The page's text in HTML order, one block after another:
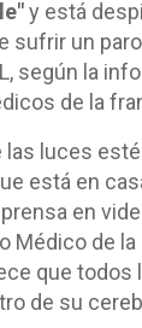
y está
sufrir un
según la
de la
las luces
está en
en
Médico de la
que
de su